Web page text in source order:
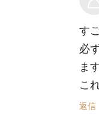
す
必
ま
こ
返信